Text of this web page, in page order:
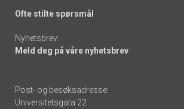
Ofte stilte spørsmål
Nyhetsbrev:
Meld deg på våre nyhetsbrev
Post- og besøksadresse:
Universitetsgata 22